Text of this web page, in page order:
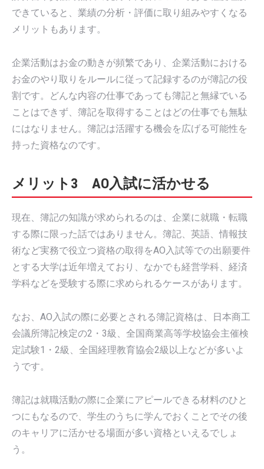
できていると、業績の分析・評価に取り組みやすくなる
メリットもあります。
企業活動はお金の動きが頻繁であり、企業活動における
お金のやり取りをルールに従って記録するのが簿記の役
割です。どんな内容の仕事であっても簿記と無縁でいる
ことはできず、簿記を取得することはどの仕事でも無駄
にはなりません。簿記は活躍する機会を広げる可能性を
持った資格なのです。
メリット3 AO入試に活かせる
現在、簿記の知識が求められるのは、企業に就職・転職
する際に限った話ではありません。簿記、英語、情報技
術など実務で役立つ資格の取得をAO入試等での出願要件
とする大学は近年増えており、なかでも経営学科、経済
学科などを受験する際に求められるケースがあります。
なお、AO入試の際に必要とされる簿記資格は、日本商工
会議所簿記検定の2・3級、全国商業高等学校協会主催検
定試験1・2級、全国経理教育協会2級以上などが多いよ
うです。
簿記は就職活動の際に企業にアピールできる材料のひと
つにもなるので、学生のうちに学んでおくことでその後
のキャリアに活かせる場面が多い資格といえるでしょ
う。